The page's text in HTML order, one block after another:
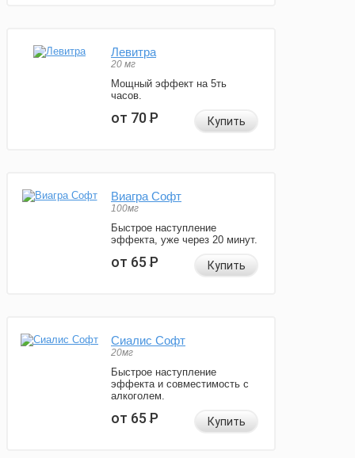
Левитра
20 мг
Мощный эффект на 5ть
часов.
от 70Р Купить
Виагра Софт
100мг
Быстрое наступление
эффекта, уже через 20 минут.
от 65Р Купить
Сиалис Софт
20мг
Быстрое наступление
эффекта и совместимость с
алкоголем.
от 65Р Купить